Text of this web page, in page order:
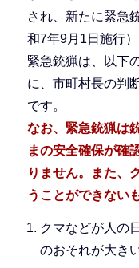
され、新たに緊急
和7年9月1日施行）
緊急銃猟は、以下
に、市町村長の判
です。
なお、緊急銃猟は
まの安全確保が確
りません。また、
うことができない
クマなどが人の
のおそれが大き